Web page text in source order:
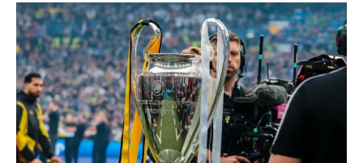
aktualności
(transfery,